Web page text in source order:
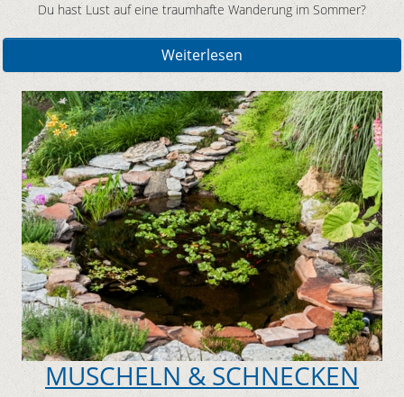
Du hast Lust auf eine traumhafte Wanderung im Sommer?
Weiterlesen
MUSCHELN & SCHNECKEN